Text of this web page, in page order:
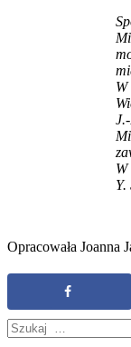
Opracowała Joanna